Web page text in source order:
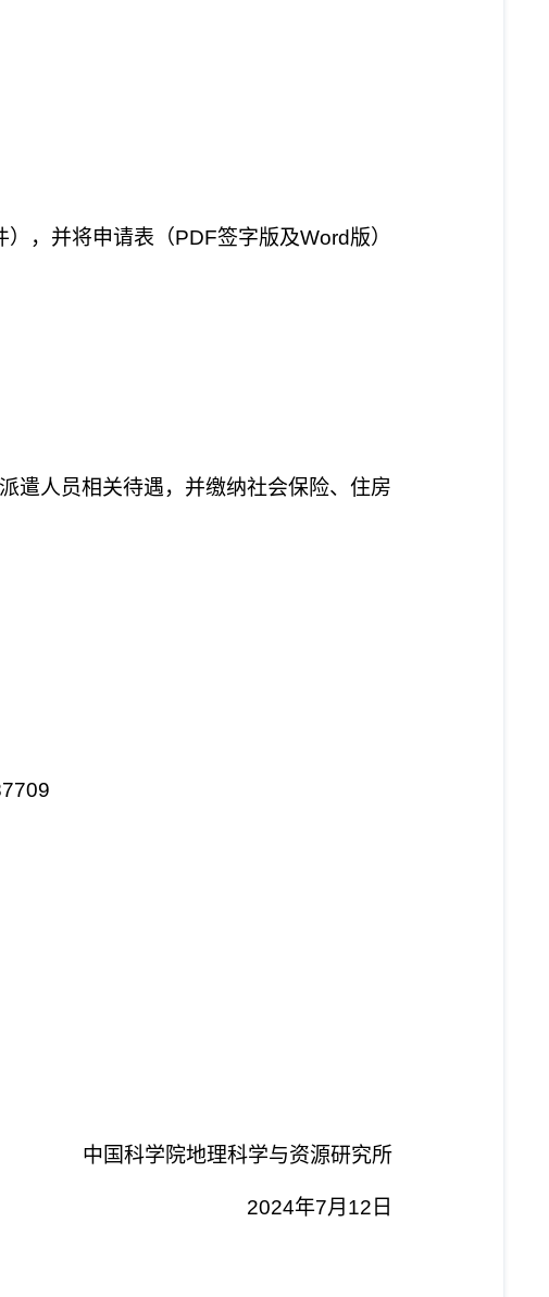
），并将申请表（PDF签字版及Word版）
遣人员相关待遇，并缴纳社会保险、住房
中国科学院地理科学与资源研究所
2024年7月 12 日